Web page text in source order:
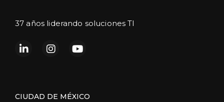
37 años liderando soluciones TI
CIUDAD DE MÉXICO